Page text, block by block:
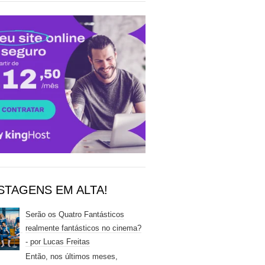
EM ALTA!
Serão os Quatro Fantásticos
realmente fantásticos no cinema?
- por Lucas Freitas
Então, nos últimos meses,